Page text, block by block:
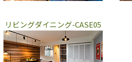
リビングダイニング-CASE05